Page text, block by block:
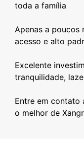
toda a família
Apenas a poucos
acesso e alto
Excelente
tranquilidade,
Entre em contato